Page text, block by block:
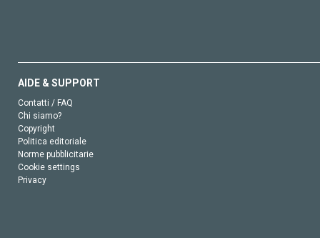
AIDE & SUPPORT
Contatti / FAQ
Chi siamo?
Copyright
Politica editoriale
Norme pubblicitarie
Cookie settings
Privacy